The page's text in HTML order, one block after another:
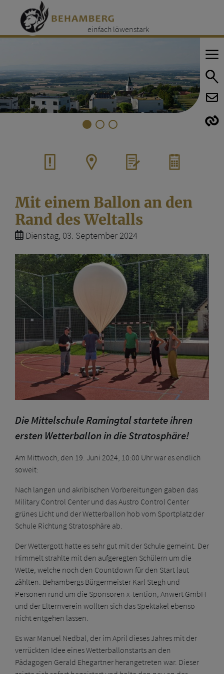
einfach löwenstark
Mit einem Ballon an den
Rand des Weltalls
Dienstag, 03. September 2024
Die Mittelschule Ramingtal startete ihren
ersten Wetterballon in die Stratosphäre!
Am Mittwoch, den 19. Juni 2024, 10:00 Uhr war es endlich
soweit:
Nach langen und akribischen Vorbereitungen gaben das
Military Control Center und das Austro Control Center
grünes Licht und der Wetterballon hob vom Sportplatz der
Schule Richtung Stratosphäre ab.
Der Wettergott hatte es sehr gut mit der Schule gemeint. Der
Himmelt strahlte mit den aufgeregten Schülern um die
Wette, welche noch den Countdown für den Start laut
zählten. Behambergs Bürgermeister Karl Stegh und
Personen rund um die Sponsoren x-tention, Anwert GmbH
und der Elternverein wollten sich das Spektakel ebenso
nicht entgehen lassen.
Es war Manuel Nedbal, der im April dieses Jahres mit der
verrückten Idee eines Wetterballonstarts an den
Pädagogen Gerald Ehegartner herangetreten war. Dieser